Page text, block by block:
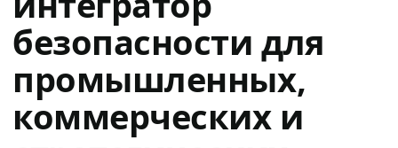
безопасности для
промышленных,
коммерческих и